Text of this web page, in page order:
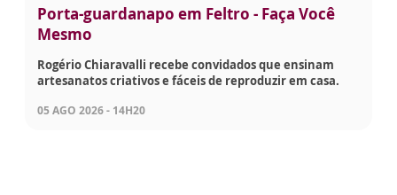
Porta-guardanapo em Feltro - Faça Você
Mesmo
Rogério Chiaravalli recebe convidados que ensinam
artesanatos criativos e fáceis de reproduzir em casa.
05 AGO 2026 - 14H20